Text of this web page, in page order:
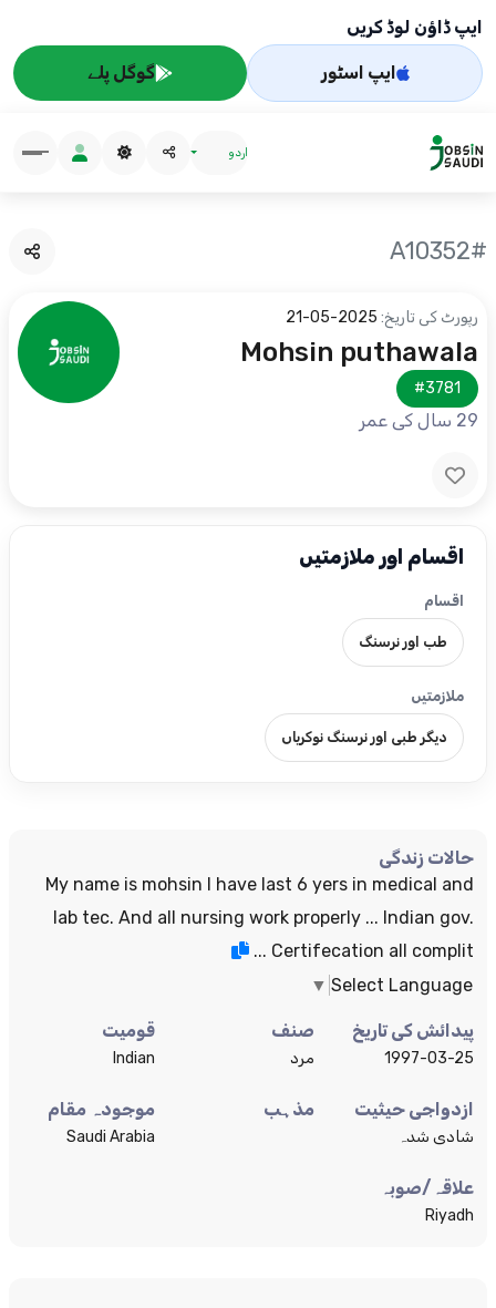
ایپ ڈاؤن لوڈ کریں
ایپ اسٹور گوگل پلے
اردو
#A10352
رپورٹ کی تاریخ: 2025-05-21
Mohsin puthawala
#3781
29 سال کی عمر
اقسام اور ملازمتیں
اقسام
طب اور نرسنگ
ملازمتیں
دیگر طبی اور نرسنگ نوکریاں
حالات زندگی
My name is mohsin I have last 6 yers in medical and
lab tec. And all nursing work properly ... Indian gov.
Certifecation all complit ...
Select Language
▼
پیدائش کی تاریخ
1997-03-25
صنف
مرد
قومیت
Indian
ازدواجی حیثیت
شادی شدہ
مذہب موجودہ مقام
Saudi Arabia
علاقہ/صوبہ
Riyadh